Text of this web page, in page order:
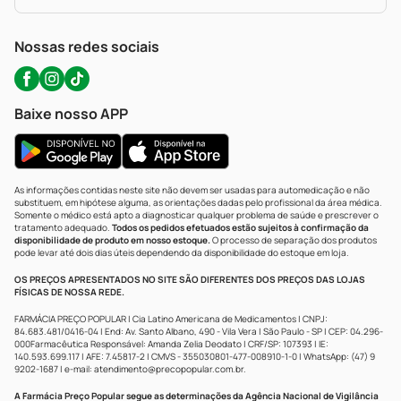
Nossas redes sociais
Baixe nosso APP
As informações contidas neste site não devem ser usadas para automedicação e não
substituem, em hipótese alguma, as orientações dadas pelo profissional da área médica.
Somente o médico está apto a diagnosticar qualquer problema de saúde e prescrever o
tratamento adequado. Todos os pedidos efetuados estão sujeitos à confirmação da
disponibilidade de produto em nosso estoque.O processo de separação dos produtos
pode levar até dois dias úteis dependendo da disponibilidade do estoque em loja.
OS PREÇOS APRESENTADOS NO SITE SÃO DIFERENTES DOS PREÇOS DAS LOJAS
FÍSICAS DE NOSSA REDE.
FARMÁCIA PREÇO POPULAR | Cia Latino Americana de Medicamentos | CNPJ:
84.683.481/0416-04 | End: Av. Santo Albano, 490 - Vila Vera | São Paulo - SP | CEP: 04.296-
000Farmacêutica Responsável: Amanda Zelia Deodato | CRF/SP: 107393 | IE:
140.593.699.117 | AFE: 7.45817-2 | CMVS - 355030801-477-008910-1-0 | WhatsApp: (47) 9
9202-1687 | e-mail: atendimento@precopopular.com.br.
A Farmácia Preço Popular segue as determinações da Agência Nacional de Vigilância